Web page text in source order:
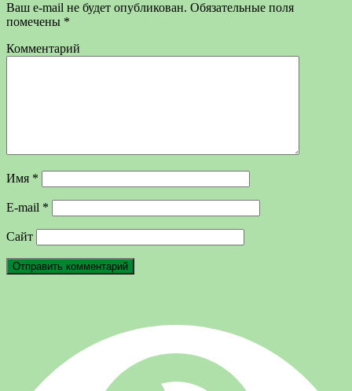
Ваш e-mail не будет опубликован. Обязательные поля
помечены *
Комментарий
Имя *
E-mail *
Сайт